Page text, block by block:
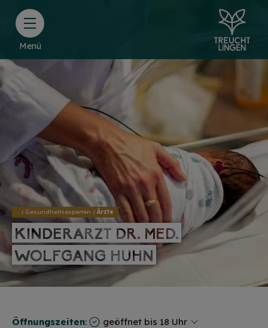
Menü
.. Gesundheitsexperten Ärzte
KINDERARZT DR. MED.
WOLFGANG HUHN
KINDERARZT DR. MED.
WOLFGANG HUHN
Öffnungszeiten: geöffnet bis 18 Uhr